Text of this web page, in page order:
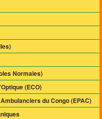
Normales)
(ECO)
du Congo (EPAC)